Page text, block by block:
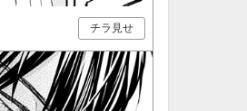
チラ見せ